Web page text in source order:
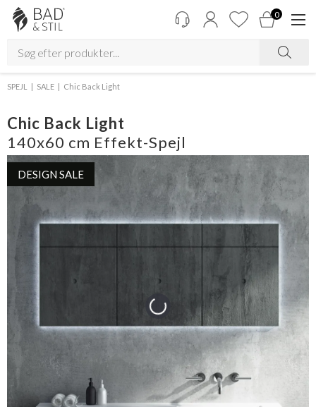
0
SPEJL SALE Chic Back Light
Chic Back Light
140x60 cm Effekt-Spejl
DESIGN SALE